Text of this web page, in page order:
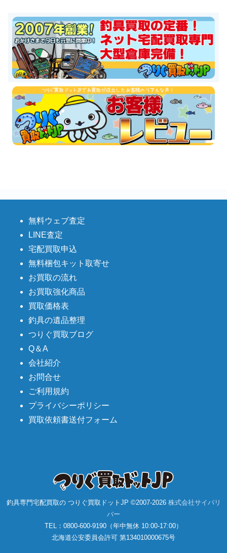
無料ウェブ査定
LINE査定
宅配買取申込
無料梱包キット取寄せ
お買取の流れ
お買取強化商品
買取価格表
釣具の遺品整理
つりぐ買取ブログ
Q＆A
会社紹介
お問合せ
ご利用規約
プライバシーポリシー
買取依頼書送付フォーム
釣具専門宅配買取の つりぐ買取ドットJP ©2007-2026 株式会社サイバリ
バー
TEL：0800-600-9190（年中無休 10:00-17:00）
北海道公安委員会許可 第134010000675号